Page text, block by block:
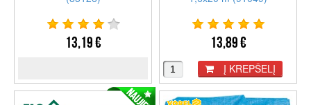
13,19 € 13,89 €
Į KREPŠELĮ